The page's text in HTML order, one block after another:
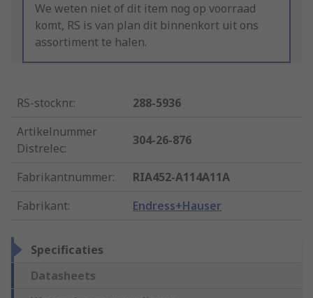
We weten niet of dit item nog op voorraad
komt, RS is van plan dit binnenkort uit ons
assortiment te halen.
RS-stocknr.:
288-5936
Artikelnummer
Distrelec:
304-26-876
Fabrikantnummer:
RIA452-A114A11A
Fabrikant: Endress+Hauser
Specificaties
Datasheets